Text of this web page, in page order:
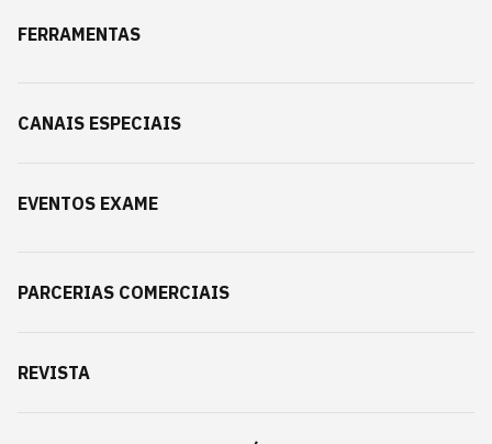
FERRAMENTAS
CANAIS ESPECIAIS
EVENTOS EXAME
PARCERIAS COMERCIAIS
REVISTA